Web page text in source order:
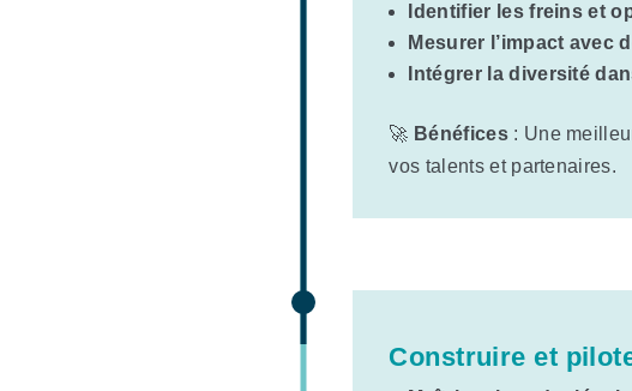
Identifier les freins et
Mesurer l’impact avec
Intégrer la diversité
🚀 Bénéfices: Une
vos talents et partenaires.
Construire et